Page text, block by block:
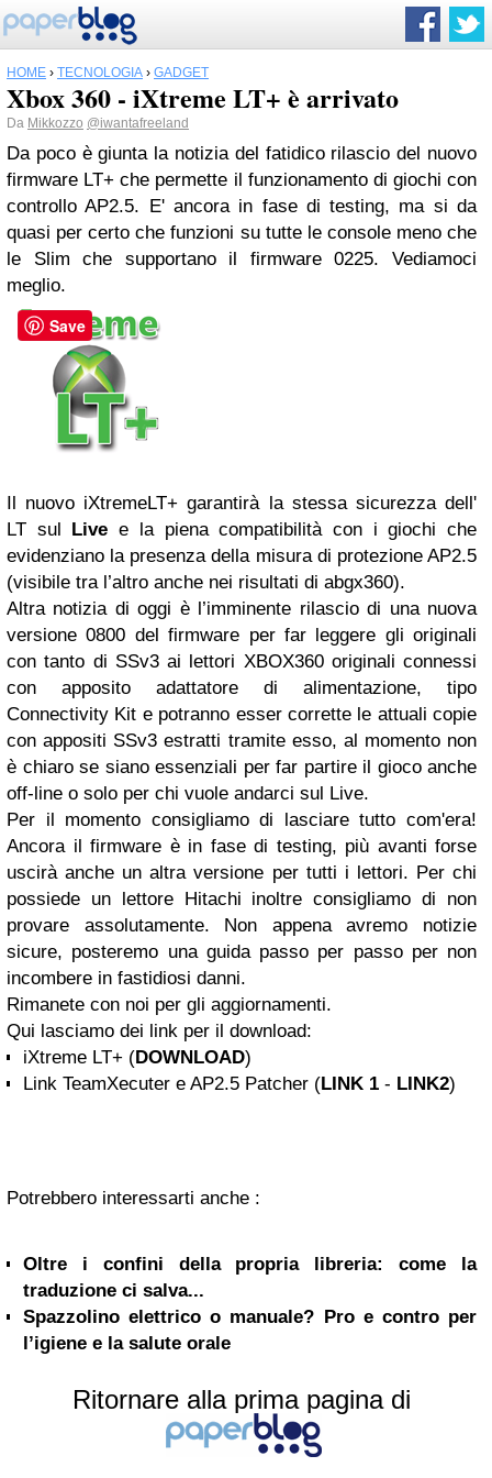
HOME › TECNOLOGIA › GADGET
Xbox 360 - iXtreme LT+ è arrivato
Da Mikkozzo @iwantafreeland
Da poco è giunta la notizia del fatidico rilascio del nuovo
firmware LT+ che permette il funzionamento di giochi con
controllo AP2.5. E' ancora in fase di testing, ma si da
quasi per certo che funzioni su tutte le console meno che
le Slim che supportano il firmware 0225. Vediamoci
meglio.
Il nuovo iXtremeLT+ garantirà la stessa sicurezza dell'
LT sul Live e la piena compatibilità con i giochi che
evidenziano la presenza della misura di protezione AP2.5
(visibile tra l’altro anche nei risultati di abgx360).
Altra notizia di oggi è l’imminente rilascio di una nuova
versione 0800 del firmware per far leggere gli originali
con tanto di SSv3 ai lettori XBOX360 originali connessi
con apposito adattatore di alimentazione, tipo
Connectivity Kit e potranno esser corrette le attuali copie
con appositi SSv3 estratti tramite esso, al momento non
è chiaro se siano essenziali per far partire il gioco anche
off-line o solo per chi vuole andarci sul Live.
Per il momento consigliamo di lasciare tutto com'era!
Ancora il firmware è in fase di testing, più avanti forse
uscirà anche un altra versione per tutti i lettori. Per chi
possiede un lettore Hitachi inoltre consigliamo di non
provare assolutamente. Non appena avremo notizie
sicure, posteremo una guida passo per passo per non
incombere in fastidiosi danni.
Rimanete con noi per gli aggiornamenti.
Qui lasciamo dei link per il download:
iXtreme LT+ (DOWNLOAD)
Link TeamXecuter e AP2.5 Patcher (LINK 1 - LINK2)
Potrebbero interessarti anche :
Oltre i confini della propria libreria: come la
traduzione ci salva...
Spazzolino elettrico o manuale? Pro e contro per
l’igiene e la salute orale
Ritornare alla prima pagina di
Save